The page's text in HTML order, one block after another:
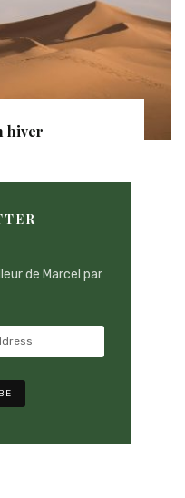
hiver
de Marcel par